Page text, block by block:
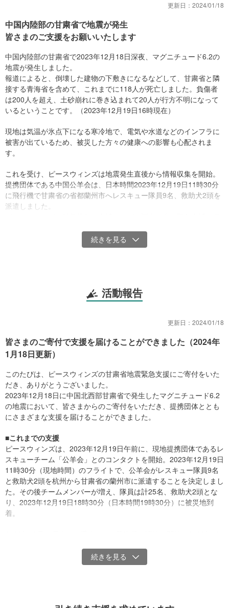
更新日： 2024/01/18
中国内陸部の甘粛省で地震が発生
皆さまのご支援をお願いいたします
中国内陸部の甘粛省で2023年12月18日深夜、マグニチュード6.2の
地震が発生しました。
報道によると、倒壊した建物の下敷きになるなどして、甘粛省と隣
接する青海省を含めて、これまでに118人が死亡しました。負傷者
は200人を超え、土砂崩れに巻き込まれて20人が行方不明になって
いるということです。（2023年12月19日16時現在）
現地は気温が氷点下になる寒冷地で、電気や水道などのインフラに
被害が出ているため、被災した方々の健康への影響も心配されま
す。
これを受け、ピースウィンズは地震発生直後から情報収集を開始。
提携団体である中国公羊会は、日本時間2023年12月19日11時30分
に飛行機で甘粛省の省都蘭州市へレスキュー隊員9名、救助犬2頭を
派遣しました。
出動する提携団体の隊員と救助犬
寄付金の使い道
皆様からいただいたご寄付は、中国甘粛省地震の被災地・被災者支
援活動に使用します。
・人や動物に対する食料および救急医療用品などの物資支援
・避難所への緊急物資支援
・被災地の復旧・復興支援
※現地の状況によって支援内容・活動内容が変更・追加となる場合が
活動報告
更新日： 2024/01/18
皆さまのご寄付で支援を届けることができました（2024年
1月18日更新）
このたびは、ピースウィンズの甘粛省地震緊急支援にご寄付をいた
だき、ありがとうございました。
2023年12月18日に中国北西部甘粛省で発生したマグニチュード6.2
の地震において、皆さまからのご寄付をいただき、提携団体ととも
にさまざまな支援を届けることができました。
■これまでの支援
ピースウィンズは、2023年12月19日午前に、現地提携団体であるレ
スキューチーム「公羊会」とのコンタクトを開始。2023年12月19日
11時30分（現地時間）のフライトで、公羊会がレスキュー隊員9名
と救助犬2頭を杭州から甘粛省の蘭州市に派遣することを決定しまし
た。その後チームメンバーが増え、隊員は計25名、救助犬2頭とな
り、2023年12月19日18時30分（日本時間19時30分）に被災地到
着。
をしながら支援物資の配布をするチームと、村のさらに奥で調査を
するチームに分けて活動しました。